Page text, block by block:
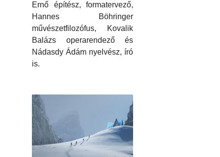
Ernő építész, formatervező,
Hannes Böhringer
művészetfilozófus, Kovalik
Balázs operarendező és
Nádasdy Ádám nyelvész, író
is.